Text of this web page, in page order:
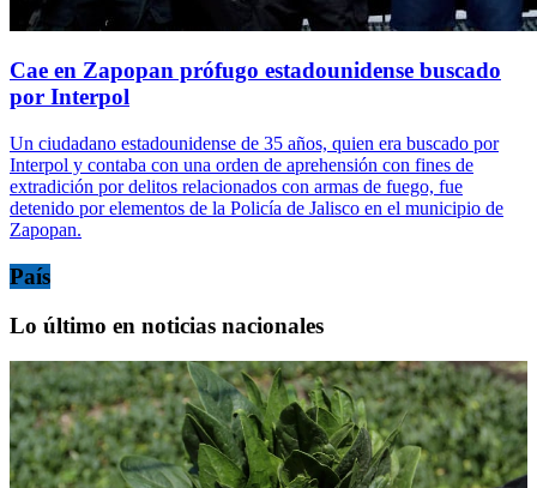
Cae en Zapopan prófugo estadounidense buscado
por Interpol
Un ciudadano estadounidense de 35 años, quien era buscado por
Interpol y contaba con una orden de aprehensión con fines de
extradición por delitos relacionados con armas de fuego, fue
detenido por elementos de la Policía de Jalisco en el municipio de
Zapopan.
País
Lo último en noticias nacionales